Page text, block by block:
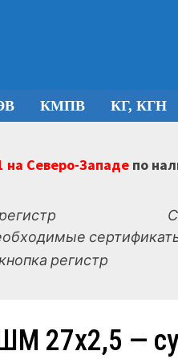
КМПВ КГ, КГН
Северо-Западепо
27х2,5 —